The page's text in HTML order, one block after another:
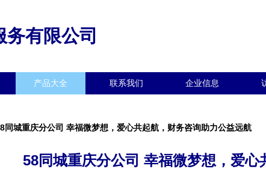
有限公司
产品大全 联系我们 企业信息
同城重庆分公司 幸福微梦想，爱心共起航，财务咨询助力公益远航
58同城重庆分公司 幸福微梦想，爱